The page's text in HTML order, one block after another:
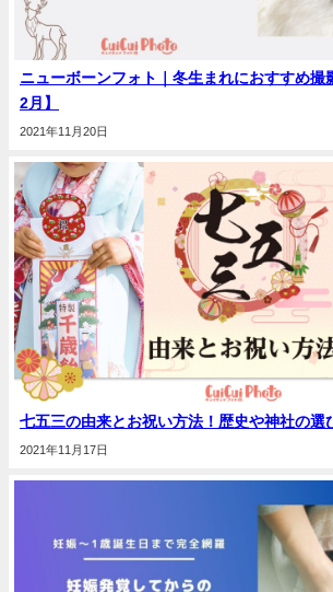
ニューボーンフォト｜冬生まれにおすすめ撮
2月】
2021年11月20日
七五三の由来とお祝い方法！歴史や神社の選
2021年11月17日